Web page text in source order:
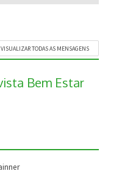
VISUALIZAR TODAS AS MENSAGENS
Bem Estar